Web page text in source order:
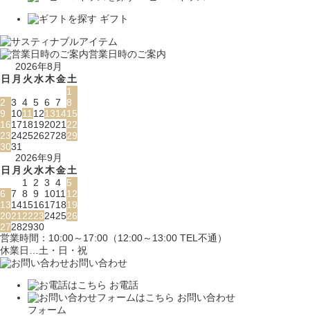
ギフト
営業日時のご案内
2026年8月
日 月 火水木金土
1
2 3 4 5 6 7 8
9
1011 12131415
161718192021 22
23242526272829
3031
2026年9月
日 月 火水木金土
1
2 3 4 5
6 7 8 9 1011 12
13141516171819
2021 2223242526
27282930
営業時間：10:00～17:00（12:00～13:00 TEL不通）
休業日…土・日・祝
お問い合わせ
お電話
お問い合わせ
フォーム